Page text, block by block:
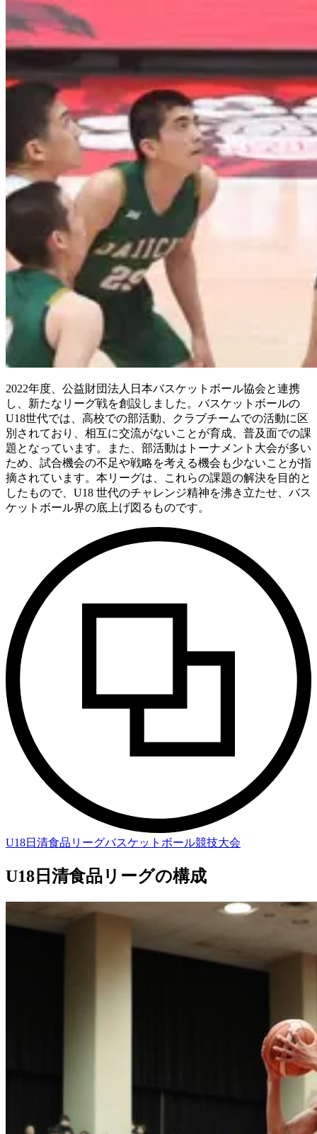
2022年度、公益財団法人日本バスケットボール協会と連携
し、新たなリーグ戦を創設しました。バスケットボールの
U18世代では、高校での部活動、クラブチームでの活動に区
別されており、相互に交流がないことが育成、普及面での課
題となっています。また、部活動はトーナメント大会が多い
ため、試合機会の不足や戦略を考える機会も少ないことが指
摘されています。本リーグは、これらの課題の解決を目的と
したもので、U18 世代のチャレンジ精神を沸き立たせ、バス
ケットボール界の底上げ図るものです。
U18日清食品リーグバスケットボール競技大会
U18日清食品リーグの構成